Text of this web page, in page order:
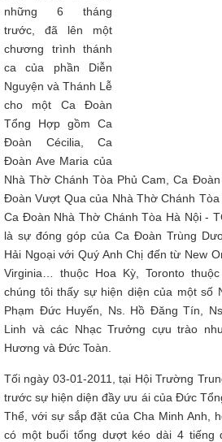
những 6 tháng
trước, đã lên một
chương trình thánh
ca của phần Diễn
Nguyện và Thánh Lễ
cho một Ca Đoàn
Tổng Hợp gồm Ca
Đoàn Cécilia, Ca
Đoàn Ave Maria của
Nhà Thờ Chánh Tòa Phủ Cam, Ca
Đoàn Vượt Qua của Nhà Thờ Chánh Tòa
Ca Đoàn Nhà Thờ Chánh Tòa Hà Nội -
là sự đóng góp của Ca Đoàn Trùng
Hải Ngoại với Quý Anh Chị đến từ New
Virginia… thuộc Hoa Kỳ, Toronto
chúng tôi thấy sự hiện diện của một số
Phạm Đức Huyến, Ns. Hồ Đăng Tín,
Linh và các Nhạc Trưởng cựu trào
Hương và Đức Toàn.
Tối ngày 03-01-2011, tại Hội Trường
trước sự hiện diện đầy ưu ái của Đức
Thể, với sự sắp đặt của Cha Minh Anh,
có một buổi tổng dượt kéo dài 4 tiếng